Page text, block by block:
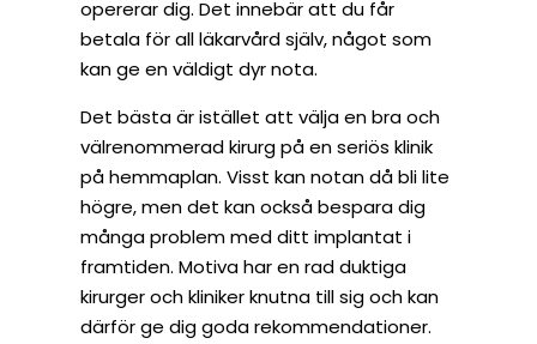
opererar dig. Det innebär att du får
betala för all läkarvård själv, något som
kan ge en väldigt dyr nota.
Det bästa är istället att välja en bra och
välrenommerad kirurg på en seriös klinik
på hemmaplan. Visst kan notan då bli lite
högre, men det kan också bespara dig
många problem med ditt implantat i
framtiden. Motiva har en rad duktiga
kirurger och kliniker knutna till sig och kan
därför ge dig goda rekommendationer.